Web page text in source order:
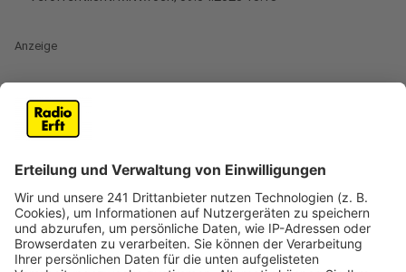
Anzeige
Kerpen verbietet Streusalz: Umwelt im
Anzeige
Der Kerpener Stadtrat hat am Dienstag (8. April) mit
knapper Mehrheit beschlossen, den Einsatz von